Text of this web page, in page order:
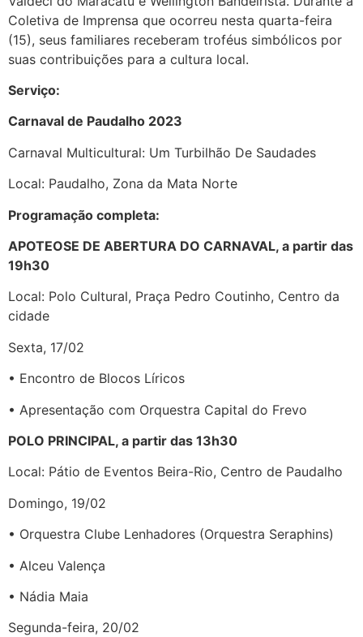
Coletiva de Imprensa que ocorreu nesta quarta-feira
(15), seus familiares receberam troféus simbólicos por
suas contribuições para a cultura local.
Serviço:
Carnaval de Paudalho 2023
Carnaval Multicultural: Um Turbilhão De Saudades
Local: Paudalho, Zona da Mata Norte
Programação completa:
APOTEOSE DE ABERTURA DO CARNAVAL, a partir das
19h30
Local: Polo Cultural, Praça Pedro Coutinho, Centro da
cidade
Sexta, 17/02
• Encontro de Blocos Líricos
• Apresentação com Orquestra Capital do Frevo
POLO PRINCIPAL, a partir das 13h30
Local: Pátio de Eventos Beira-Rio, Centro de Paudalho
Domingo, 19/02
• Orquestra Clube Lenhadores (Orquestra Seraphins)
• Alceu Valença
• Nádia Maia
Segunda-feira, 20/02